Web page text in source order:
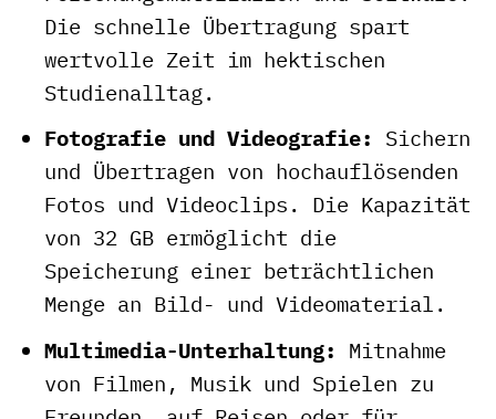
Die schnelle Übertragung spart
wertvolle Zeit im hektischen
Studienalltag.
Fotografie und Videografie: Sichern
und Übertragen von hochauflösenden
Fotos und Videoclips. Die Kapazität
von 32 GB ermöglicht die
Speicherung einer beträchtlichen
Menge an Bild- und Videomaterial.
Multimedia-Unterhaltung: Mitnahme
von Filmen, Musik und Spielen zu